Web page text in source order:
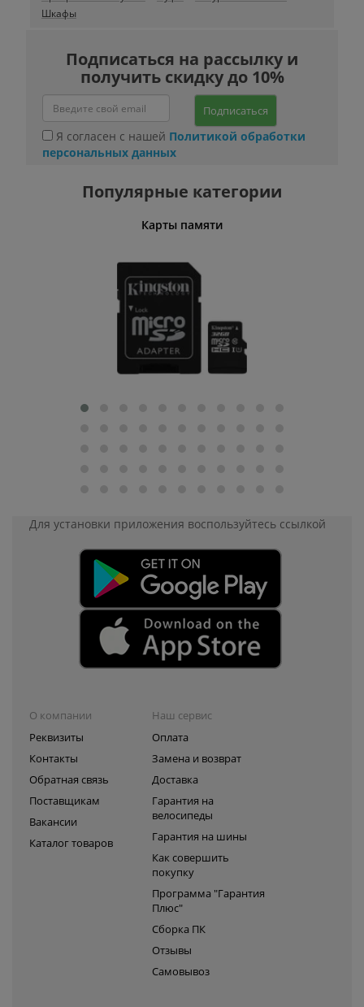
Шкафы
Подписаться на рассылку и
получить скидку до 10%
Подписаться
Я согласен с нашей Политикой обработки
персональных данных
Популярные категории
Карты памяти
Для установки приложения воспользуйтесь ссылкой
О компании
Реквизиты
Контакты
Обратная связь
Поставщикам
Вакансии
Каталог товаров
Наш сервис
Оплата
Замена и возврат
Доставка
Гарантия на
велосипеды
Гарантия на шины
Как совершить
покупку
Программа "Гарантия
Плюс"
Сборка ПК
Отзывы
Самовывоз